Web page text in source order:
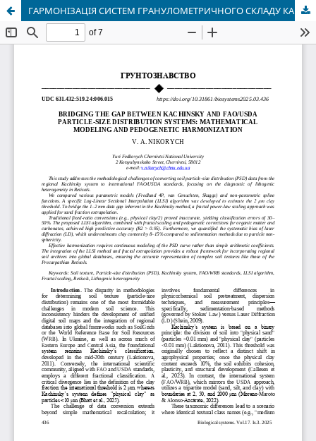
ГАРМОНІЗАЦІЯ СИСТЕМ ГРАНУЛОМЕТРИЧНОГО СКЛАДУ КАЧИНСЬКОГО ТА FAO/USDA: МАТЕМАТИЧНЕ МОДЕЛЮВАННЯ ТА ПЕДОГЕНЕТИЧНИЙ АСПЕКТ